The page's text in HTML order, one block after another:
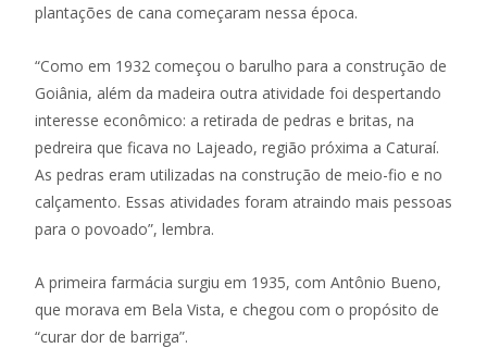
plantações de cana começaram nessa época.
“Como em 1932 começou o barulho para a construção de
Goiânia, além da madeira outra atividade foi despertando
interesse econômico: a retirada de pedras e britas, na
pedreira que ficava no Lajeado, região próxima a Caturaí.
As pedras eram utilizadas na construção de meio-fio e no
calçamento. Essas atividades foram atraindo mais pessoas
para o povoado”, lembra.
A primeira farmácia surgiu em 1935, com Antônio Bueno,
que morava em Bela Vista, e chegou com o propósito de
“curar dor de barriga”.